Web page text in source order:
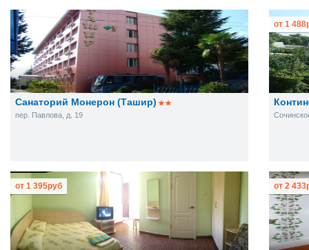
Санаторий Монерон (Ташир)
пер. Павлова, д. 19
от 1 488
от 1 395руб от 2 433